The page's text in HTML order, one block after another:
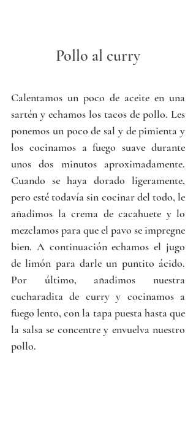
Pollo al curry
Calentamos un poco de aceite en una
sartén y echamos los tacos de pollo. Les
ponemos un poco de sal y de pimienta y
los cocinamos a fuego suave durante
unos dos minutos aproximadamente.
Cuando se haya dorado ligeramente,
pero esté todavía sin cocinar del todo, le
añadimos la crema de cacahuete y lo
mezclamos para que el pavo se impregne
bien. A continuación echamos el jugo
de limón para darle un puntito ácido.
Por último, añadimos nuestra
cucharadita de curry y cocinamos a
fuego lento, con la tapa puesta hasta que
la salsa se concentre y envuelva nuestro
pollo.